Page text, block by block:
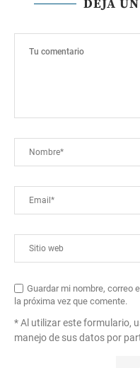
DEJA
Guardar mi nombre, correo
la próxima vez que comente.
* Al utilizar este formulario,
manejo de sus datos por